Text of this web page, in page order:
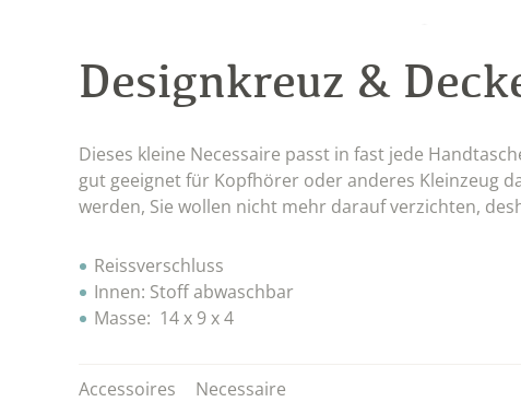
Designkreuz &
Dieses kleine Necessaire passt in fast jede
gut geeignet für Kopfhörer oder anderes Kleinzeug
werden, Sie wollen nicht mehr darauf verzichten,
Reissverschluss
Innen: Stoff abwaschbar
Masse: 14 x 9 x 4
Accessoires Necessaire